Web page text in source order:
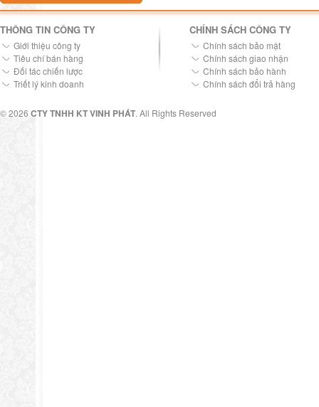
THÔNG TIN CÔNG TY
Giới thiệu công ty
Tiêu chí bán hàng
Đối tác chiến lược
Triết lý kinh doanh
CHÍNH SÁCH CÔNG TY
Chính sách bảo mật
Chính sách giao nhận
Chính sách bảo hành
Chính sách đổi trả hàng
© 2026 CTY TNHH KT VINH PHÁT. All Rights Reserved